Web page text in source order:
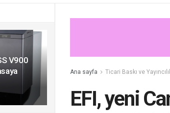
V900
Ana sayfa Ticari Baskı ve
EFI, yeni